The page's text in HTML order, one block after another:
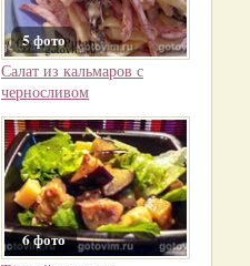
5 фото
Салат из кальмаров с
черносливом
6 фото